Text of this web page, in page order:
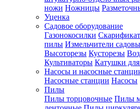
ножи Ножницы
Уценка
Садовое оборудование
Газонокосилки
пилы Измельчители
Высоторезы Кусторезы
Культиваторы Катушки
Насосы и насосные
Насосные станции Насосы
Пилы
Пилы торцовочные Пилы